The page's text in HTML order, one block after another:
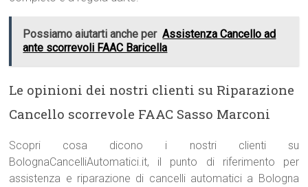
Possiamo aiutarti anche per Assistenza Cancello ad
ante scorrevoli FAAC Baricella
Le opinioni dei nostri clienti su Riparazione
Cancello scorrevole FAAC Sasso Marconi
Scopri cosa dicono i nostri clienti su
BolognaCancelliAutomatici.it, il punto di riferimento per
assistenza e riparazione di cancelli automatici a Bologna